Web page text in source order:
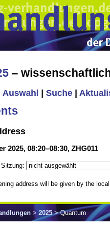
–
Auswahl Suche
2025, 08:20–08:30, ZHG011
address will be given by the
> 2025> Quantum